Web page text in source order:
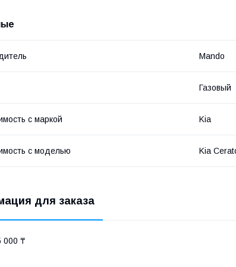
Mando
Газовый
с маркой Kia
с моделью Kia
для заказа
000 ₸